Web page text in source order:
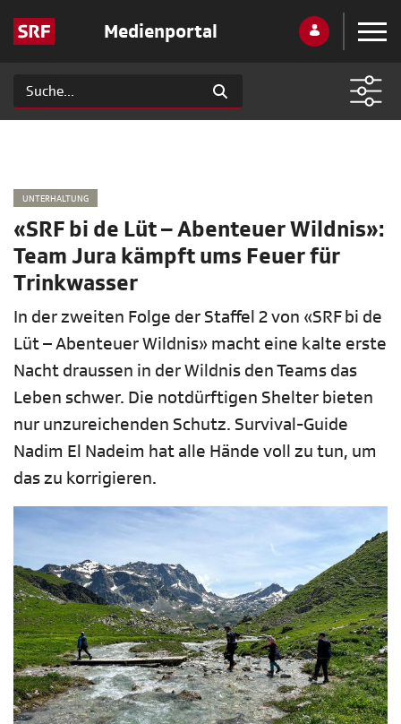
Medienportal
UNTERHALTUNG
«SRF bi de Lüt – Abenteuer Wildnis»:
Team Jura kämpft ums Feuer für
Trinkwasser
In der zweiten Folge der Staffel 2 von «SRF bi de
Lüt – Abenteuer Wildnis» macht eine kalte erste
Nacht draussen in der Wildnis den Teams das
Leben schwer. Die notdürftigen Shelter bieten
nur unzureichenden Schutz. Survival-Guide
Nadim El Nadeim hat alle Hände voll zu tun, um
das zu korrigieren.